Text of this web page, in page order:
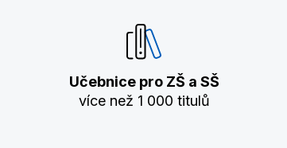
Učebnice pro ZŠ a SŠ
více než 1 000 titulů